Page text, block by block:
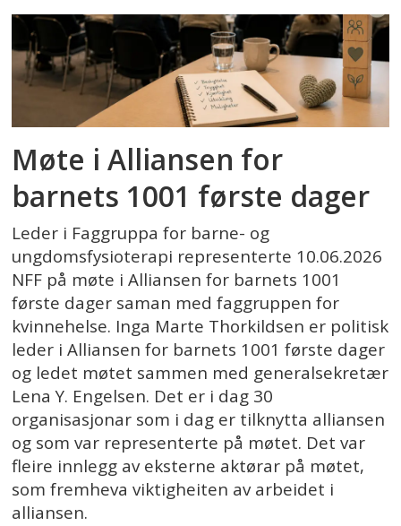
Møte i Alliansen for
barnets 1001 første dager
Leder i Faggruppa for barne- og
ungdomsfysioterapi representerte 10.06.2026
NFF på møte i Alliansen for barnets 1001
første dager saman med faggruppen for
kvinnehelse. Inga Marte Thorkildsen er politisk
leder i Alliansen for barnets 1001 første dager
og ledet møtet sammen med generalsekretær
Lena Y. Engelsen. Det er i dag 30
organisasjonar som i dag er tilknytta alliansen
og som var representerte på møtet. Det var
fleire innlegg av eksterne aktørar på møtet,
som fremheva viktigheiten av arbeidet i
alliansen.